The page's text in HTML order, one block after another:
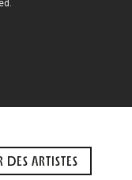
ARTISTES